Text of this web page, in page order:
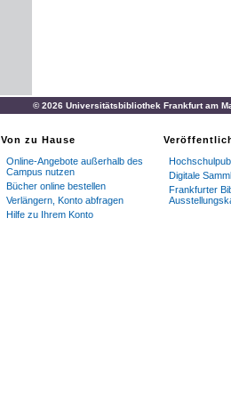
© 2026 Universitätsbibliothek Frankfurt am
Von zu Hause
Online-Angebote außerhalb des
Campus nutzen
Bücher online bestellen
Verlängern, Konto abfragen
Hilfe zu Ihrem Konto
Digitale
Frankfurter